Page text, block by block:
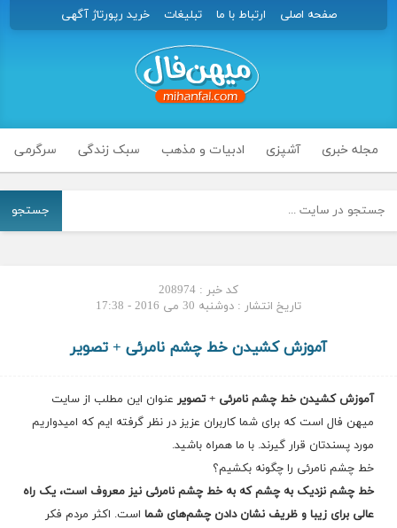
صفحه اصلی ارتباط با ما تبلیغات خرید رپورتاژ آگهی
مجله خبری آشپزی ادبیات و مذهب سبک زندگی سرگرمی
جستجو
کد خبر : 208974
تاریخ انتشار : دوشنبه 30 می 2016 - 17:38
آموزش کشیدن خط چشم نامرئی + تصویر
آموزش کشیدن خط چشم نامرئی + تصویر عنوان این مطلب از سایت
میهن فال است که برای شما کاربران عزیز در نظر گرفته ایم که امیدواریم
مورد پسندتان قرار گیرند. با ما همراه باشید.
خط چشم نامرئی را چگونه بکشیم؟
خط چشم نزدیک به چشم که به خط چشم نامرئی نیز معروف است، یک راه
عالی برای زیبا و ظریف نشان دادن چشم‌های شما است. اکثر مردم فکر